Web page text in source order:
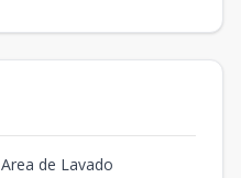
Area de Lavado